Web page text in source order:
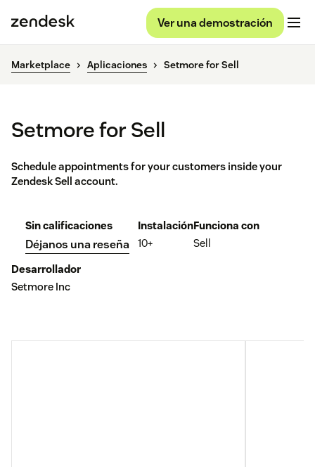
Ver una demostración
Marketplace Aplicaciones Setmore for Sell
Setmore for Sell
Schedule appointments for your customers inside your
Zendesk Sell account.
Sin calificaciones
Déjanos una reseña
Instalación
10+
Funciona con
Sell
Desarrollador
Setmore Inc